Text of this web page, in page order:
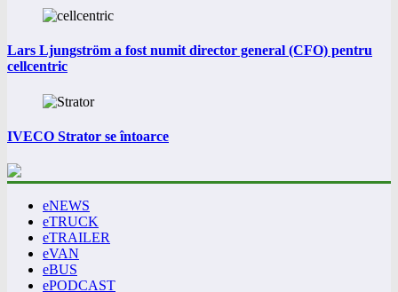
Lars Ljungström a fost numit director general (CFO) pentru
cellcentric
IVECO Strator se întoarce
eNEWS
eTRUCK
eTRAILER
eVAN
eBUS
ePODCAST